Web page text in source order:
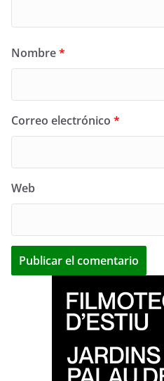
Nombre*
Correo electrónico *
Web